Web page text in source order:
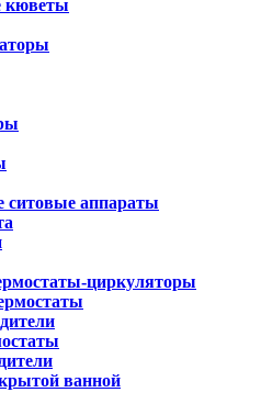
кюветы
ситовые аппараты
циркуляторы
ванной